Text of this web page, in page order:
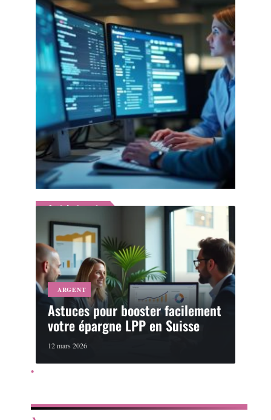
Réussir votre passage au e-invoicing
étape par étape
31 juillet 2026
Article favori
ARGENT
Astuces pour booster facilement
votre épargne LPP en Suisse
12 mars 2026